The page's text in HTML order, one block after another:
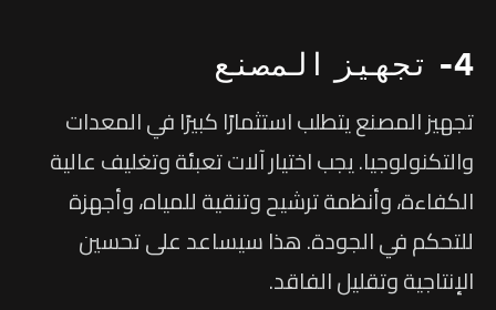
4- تجهيز المصنع
تجهيز المصنع يتطلب استثمارًا كبيرًا في المعدات
والتكنولوجيا. يجب اختيار آلات تعبئة وتغليف عالية
الكفاءة، وأنظمة ترشيح وتنقية للمياه، وأجهزة
للتحكم في الجودة. هذا سيساعد على تحسين
الإنتاجية وتقليل الفاقد.